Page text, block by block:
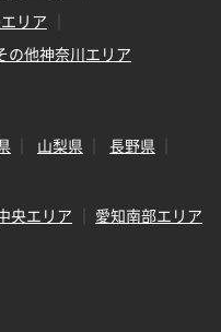
リア
の他神奈川エリア
山梨県
長野県
央エリア
愛知南部エリア